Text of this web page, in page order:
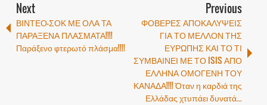
Next
ΒΙΝΤΕΟ-ΣΟΚ ΜΕ ΟΛΑ ΤΑ
ΠΑΡΑΞΕΝΑ ΠΛΑΣΜΑΤΑ!!!!
Παράξενο φτερωτό πλάσμα!!!!
Previous
ΦΟΒΕΡΕΣ ΑΠΟΚΑΛΥΨΕΙΣ
ΓΙΑ ΤΟ ΜΕΛΛΟΝ ΤΗΣ
ΕΥΡΩΠΗΣ ΚΑΙ ΤΟ ΤΙ
ΣΥΜΒΑΙΝΕΙ ΜΕ ΤΟ ISIS ΑΠΟ
ΕΛΛΗΝΑ ΟΜΟΓΕΝΗ ΤΟΥ
ΚΑΝΑΔΑ!!!! Όταν η καρδιά της
Ελλάδας χτυπάει δυνατά...